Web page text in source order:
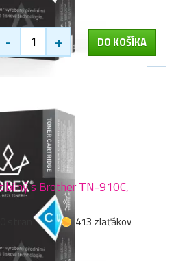
- + DO KOŠÍKA
s Brother TN-910C,
stran
413 zlaťákov